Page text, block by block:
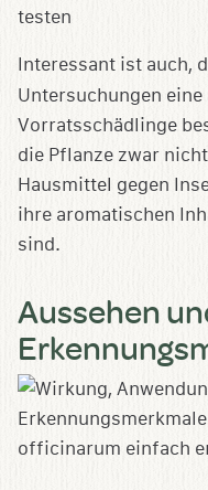
testen
Interessant ist auch,
Untersuchungen
Vorratsschädlinge
die Pflanze zwar
Hausmittel gegen
ihre aromatischen
sind.
Aussehen